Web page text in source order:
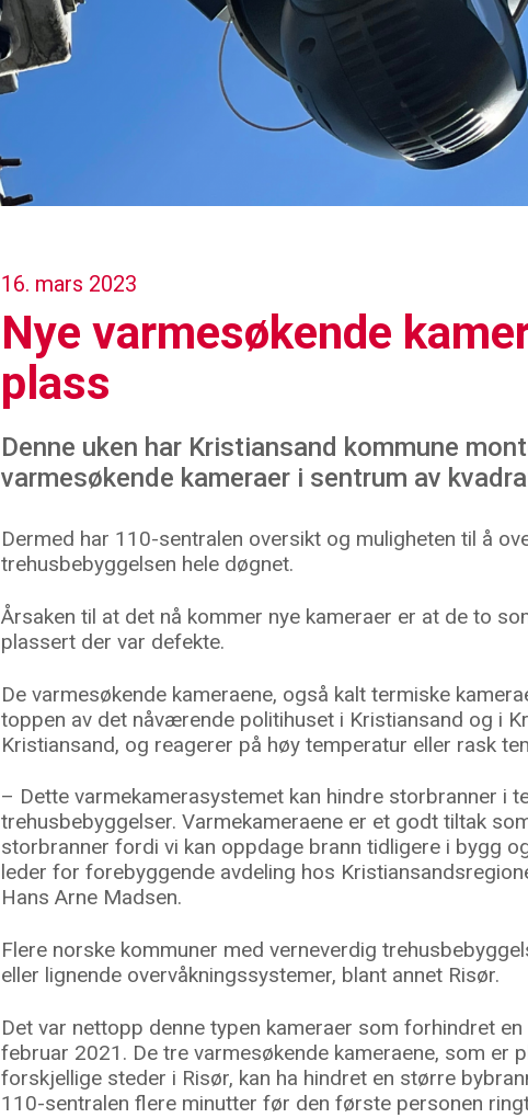
16. mars 2023
Nye varmesøkende
plass
Denne uken har Kristiansand kommune
varmesøkende kameraer i sentrum av
Dermed har 110-sentralen oversikt og muligheten til å
trehusbebyggelsen hele døgnet.
Årsaken til at det nå kommer nye kameraer er at de to
plassert der var defekte.
De varmesøkende kameraene, også kalt termiske
toppen av det nåværende politihuset i Kristiansand og i
Kristiansand, og reagerer på høy temperatur eller rask
– Dette varmekamerasystemet kan hindre storbranner i
trehusbebyggelser. Varmekameraene er et godt tiltak
storbranner fordi vi kan oppdage brann tidligere i bygg
leder for forebyggende avdeling hos
Hans Arne Madsen.
Flere norske kommuner med verneverdig
eller lignende overvåkningssystemer, blant annet Risør.
Det var nettopp denne typen kameraer som forhindret
februar 2021. De tre varmesøkende kameraene, som er
forskjellige steder i Risør, kan ha hindret en større
110-sentralen flere minutter før den første personen